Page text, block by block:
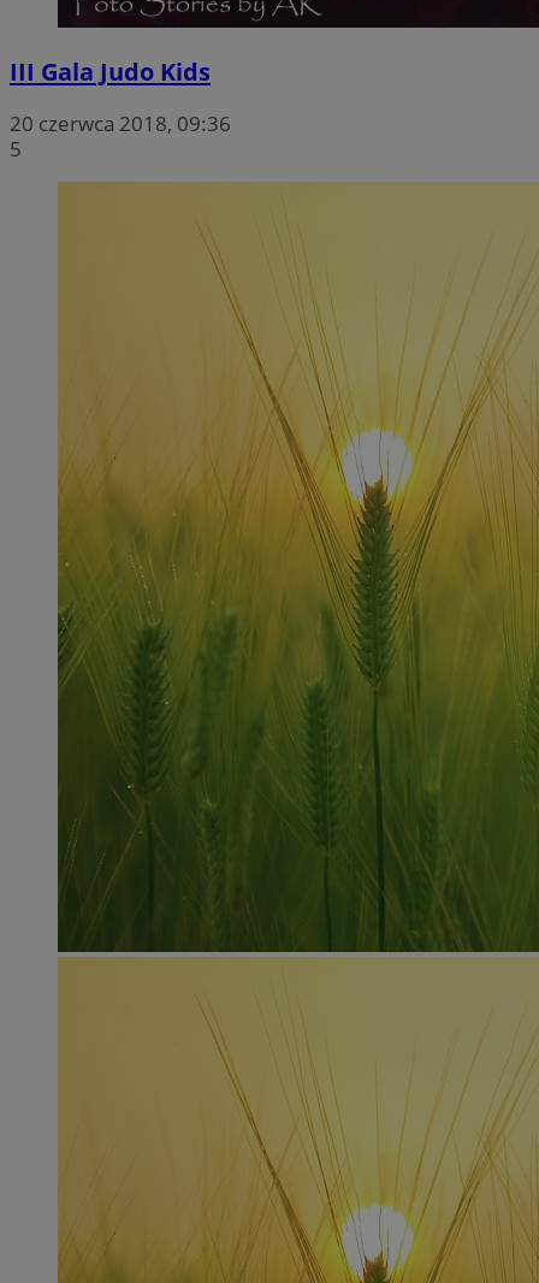
III Gala Judo Kids
20 czerwca 2018, 09:36
5